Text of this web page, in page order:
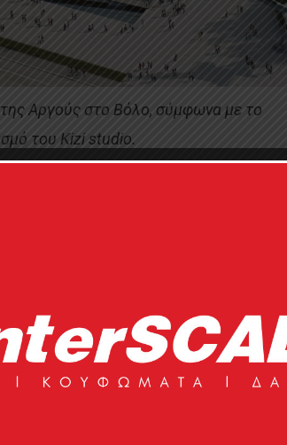
Αργούς στο Βόλο, σύμφωνα με το
του Kizi studio.
ένα μουσείο με κεντρικό έκθεμα το
της βραβευμένης μελέτης
αναφέρει: «Σχεδιάσαμε ένα
ένα ξύλινο καράβι, αντίγραφο της
μέρη και καρφιά, είναι ένα
το μουσείο ως το πιο
από τις συμπληγάδες. Μέσω μιας
σε εσωτερικό χώρο λίγο πάνω